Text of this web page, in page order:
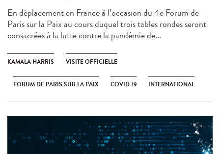
En déplacement en France à l’occasion du 4e Forum de
Paris sur la Paix au cours duquel trois tables rondes seront
consacrées à la lutte contre la pandémie de...
KAMALA HARRIS VISITE OFFICIELLE
FORUM DE PARIS SUR LA PAIX COVID-19 INTERNATIONAL